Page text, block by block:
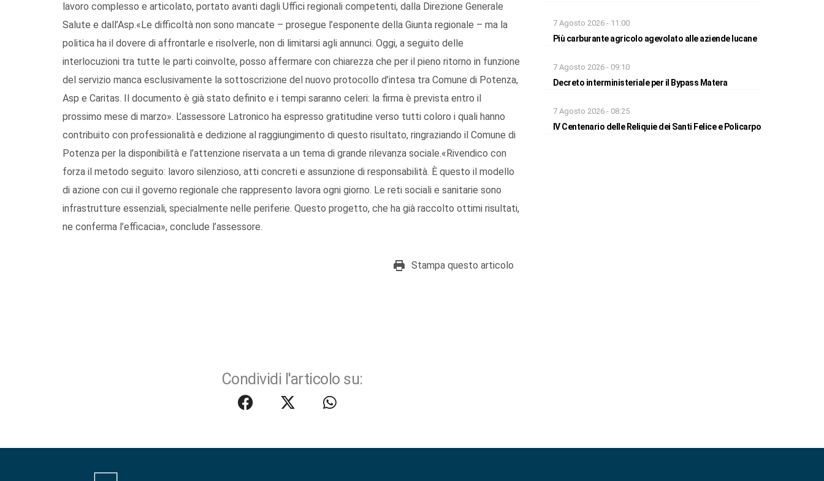
lavoro complesso e articolato, portato avanti dagli Uffici regionali competenti, dalla Direzione Generale
Salute e dall’Asp.«Le difficoltà non sono mancate – prosegue l’esponente della Giunta regionale – ma la
politica ha il dovere di affrontarle e risolverle, non di limitarsi agli annunci. Oggi, a seguito delle
interlocuzioni tra tutte le parti coinvolte, posso affermare con chiarezza che per il pieno ritorno in funzione
del servizio manca esclusivamente la sottoscrizione del nuovo protocollo d’intesa tra Comune di Potenza,
Asp e Caritas. Il documento è già stato definito e i tempi saranno celeri: la firma è prevista entro il
prossimo mese di marzo». L’assessore Latronico ha espresso gratitudine verso tutti coloro i quali hanno
contribuito con professionalità e dedizione al raggiungimento di questo risultato, ringraziando il Comune di
Potenza per la disponibilità e l’attenzione riservata a un tema di grande rilevanza sociale.«Rivendico con
forza il metodo seguito: lavoro silenzioso, atti concreti e assunzione di responsabilità. È questo il modello
di azione con cui il governo regionale che rappresento lavora ogni giorno. Le reti sociali e sanitarie sono
infrastrutture essenziali, specialmente nelle periferie. Questo progetto, che ha già raccolto ottimi risultati,
ne conferma l’efficacia», conclude l’assessore.
Stampa questo articolo
Condividi l'articolo su:
7 Agosto 2026 - 11:00
Più carburante agricolo agevolato alle aziende lucane
7 Agosto 2026 - 09:10
Decreto interministeriale per il Bypass Matera
7 Agosto 2026 - 08:25
IV Centenario delle Reliquie dei Santi Felice e Policarpo